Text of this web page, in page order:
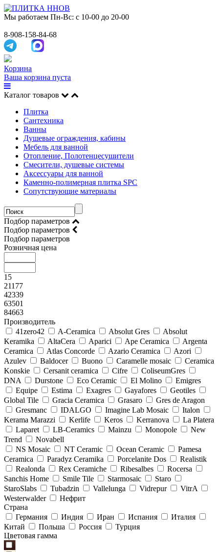
Мы работаем Пн-Вс: с 10-00 до 20-00
8-908-158-84-68
Корзина
Ваша корзина пуста
Каталог товаров
Плитка
Сантехника
Ванны
Душевые ограждения, кабины
Мебель для ванной
Отопление, Полотенцесушители
Смесители, душевые системы
Аксессуары для ванной
Каменно-полимерная плитка SPC
Сопутствующие материалы
Подбор параметров
Подбор параметров
Подбор параметров
Розничная цена
15
21177
42339
63501
84663
Производитель
41zero42
A-Ceramica Absolut Gres
Absolut
Keramika
AltaCera Aparici Ape Ceramica
Argenta
Ceramica
Atlas Concorde Azario Ceramica
Azori
Azulev
Baldocer Buono Caramelle mosaic
Ceramica
Konskie
Cersanit ceramica Cifre
ColiseumGres
DNA
Durstone Eco Ceramic El Molino
Emigres
Equipe
Estima Exagres Gayafores
Geotiles
Global Tile
Gracia Ceramica Grasaro
Gres de Aragon
Gresmanc
IDALGO Imagine Lab Mosaic
Italon
Kerama Marazzi
Kerlife Keros Kerranova
La Platera
Laparet
LB-Ceramics Mainzu Monopole
New
Trend
Novabell
NS Mosaic
NT Ceramic Ocean Ceramic
Pamesa
Ceramica
Paradyz Сeramika Porcelanite Dos
Realistik
Realonda
Rex Ceramiche Ribesalbes
Rocersa
Sanchis Home
Smile Tile Starmosaic
Staro
StaroSlabs
Tubadzin Vallelunga Vidrepur
VitrA
Westerwalder
Нефрит
Страна
Германия
Индия Иран Испания
Италия
Китай
Польша Россия
Турция
Цветовая гамма